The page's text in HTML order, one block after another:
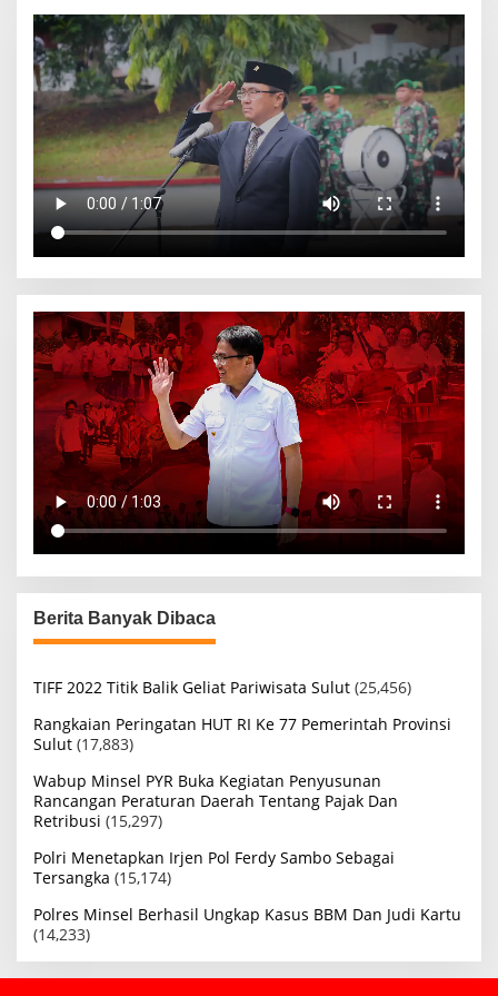
Berita Banyak Dibaca
TIFF 2022 Titik Balik Geliat Pariwisata Sulut (25,456)
Rangkaian Peringatan HUT RI Ke 77 Pemerintah Provinsi
Sulut (17,883)
Wabup Minsel PYR Buka Kegiatan Penyusunan
Rancangan Peraturan Daerah Tentang Pajak Dan
Retribusi (15,297)
Polri Menetapkan Irjen Pol Ferdy Sambo Sebagai
Tersangka (15,174)
Polres Minsel Berhasil Ungkap Kasus BBM Dan Judi Kartu
(14,233)